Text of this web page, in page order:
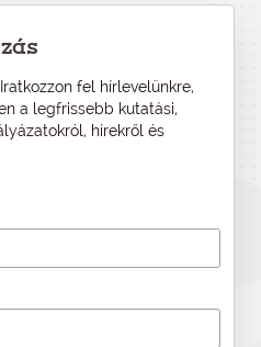
fel hírlevelünkre,
a legfrissebb kutatási,
hírekről és